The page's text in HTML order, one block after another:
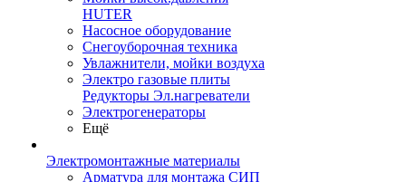
HUTER
Насосное оборудование
Снегоуборочная техника
Увлажнители, мойки воздуха
Электро газовые плиты
Редукторы Эл.нагреватели
Электрогенераторы
Ещё
Электромонтажные материалы
Арматура для монтажа СИП